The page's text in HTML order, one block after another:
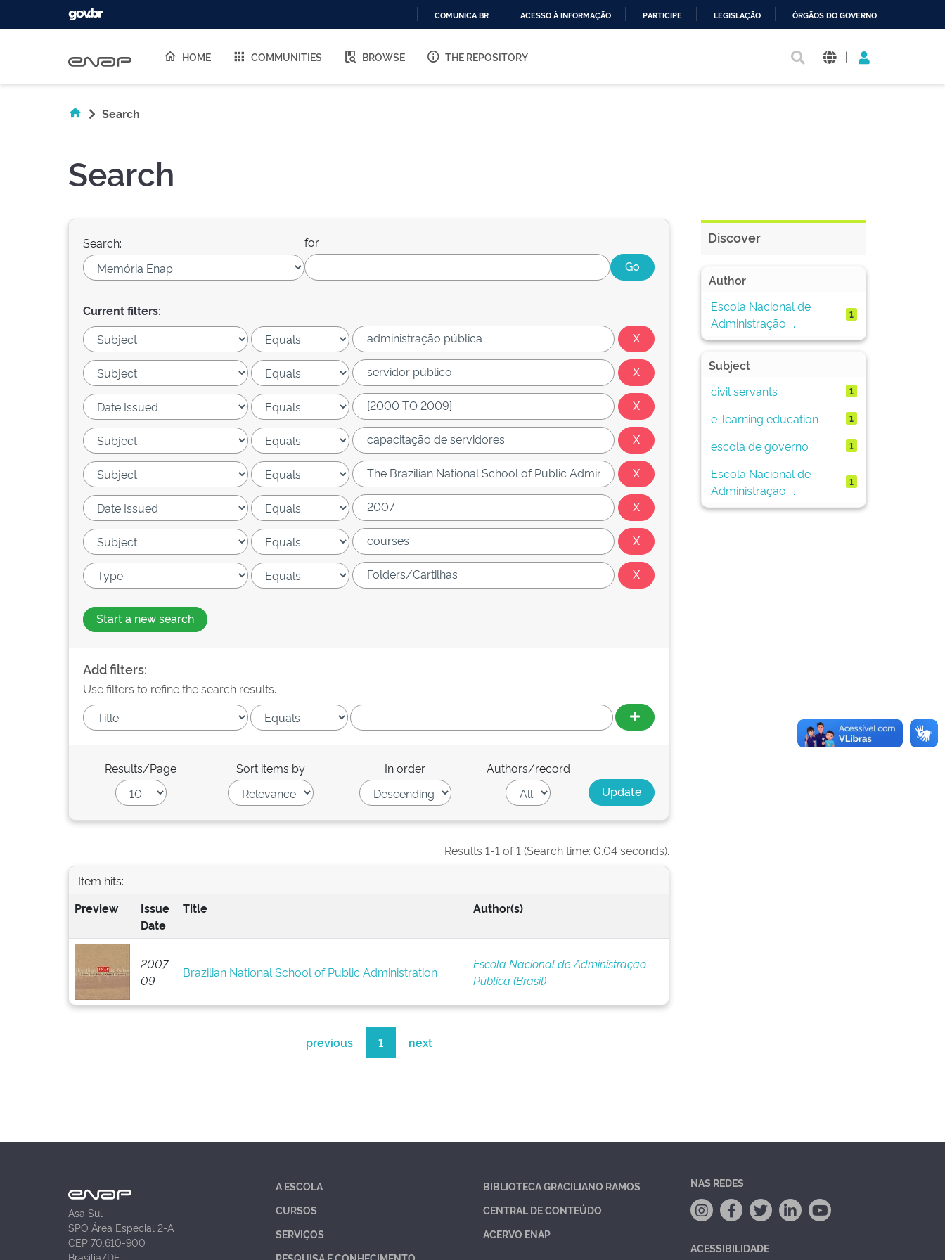
O
COMUNICA BR ACESSO À INFORMAÇÃO PARTICIPE LEGISLAÇÃO ÓRGÃOS DO GOVERNO
HOME COMMUNITIES BROWSE THE REPOSITORY |
Search
Search
Search: for
Current filters:
Start a new search
Add filters:
Use filters to refine the search results.
Results/Page Sort items by In order Authors/record
Results 1-1 of 1 (Search time: 0.04 seconds).
Item hits:
Preview
Issue
Date
Title Author(s)
2007-
09
Brazilian National School of Public Administration
Escola Nacional de Administração
Pública (Brasil)
previous 1 next
Discover
Author
Escola Nacional de
Administração ...
1
Subject
civil servants
1
e-learning education 1
escola de governo 1
Escola Nacional de
Administração ...
1
Asa Sul
SPO Área Especial 2-A
CEP 70.610-900
Brasília/DF
A ESCOLA
CURSOS
SERVIÇOS
BIBLIOTECA GRACILIANO RAMOS
CENTRAL DE CONTEÚDO
ACERVO ENAP
NAS REDES
ACESSIBILIDADE